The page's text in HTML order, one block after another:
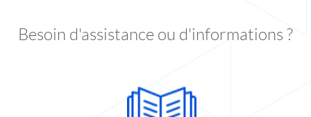
Besoin d'assistance ou d'informations ?